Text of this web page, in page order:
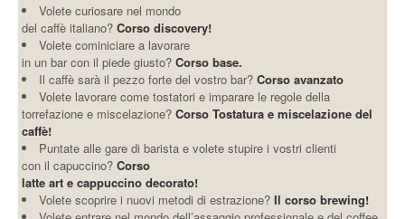
Volete curiosare nel mondo
del caffè italiano? Corso discovery!
Volete cominiciare a lavorare
in un bar con il piede giusto? Corso base.
Il caffè sarà il pezzo forte del vostro bar?Corso avanzato
Volete lavorare come tostatori e imparare le regole della
torrefazione e miscelazione?Corso Tostatura e miscelazione del
caffè!
Puntate alle gare di barista e volete stupire i vostri clienti
con il capuccino?Corso
latte art e cappuccino decorato!
Volete scoprire i nuovi metodi di estrazione?Il corso brewing!